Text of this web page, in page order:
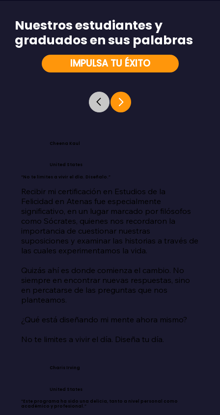
IMPULSA TU ÉXITO
Nuestros estudiantes y
graduados en sus palabras
Cheena Kaul
United States
“No te limites a vivir el día. Diseñalo.”
Recibir mi certificación en Estudios de la
Felicidad en Atenas fue especialmente
significativo, en un lugar marcado por filósofos
como Sócrates, quienes nos recordaron la
importancia de cuestionar nuestras
suposiciones y examinar las historias a través de
las cuales experimentamos la vida.
Quizás ahí es donde comienza el cambio. No
siempre en encontrar nuevas respuestas, sino
en percatarse de las preguntas que nos
planteamos.
¿Qué está diseñando mi mente ahora mismo?
No te limites a vivir el día. Diseña tu día.
Charis Irving
United States
“Este programa ha sido una delicia, tanto a nivel personal como
académico y profesional.”